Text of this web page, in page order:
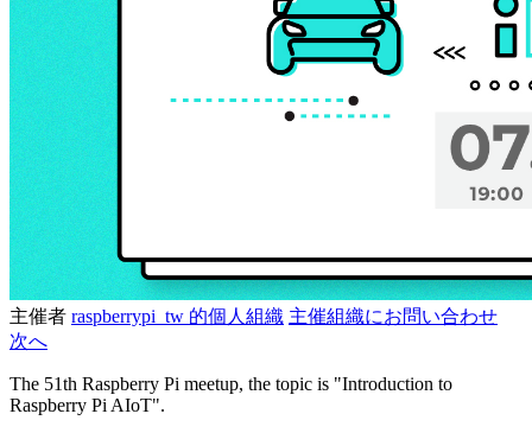
主催者 raspberrypi_tw 的個人組織 主催組織にお問い合わせ
次へ
The 51th Raspberry Pi meetup, the topic is "Introduction to
Raspberry Pi AIoT".